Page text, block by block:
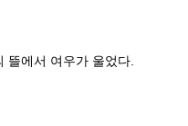
뜰에서 여우가 울었다.